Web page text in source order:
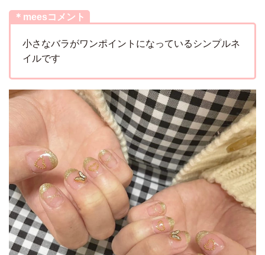
＊meesコメント
小さなバラがワンポイントになっているシンプルネ
イルです